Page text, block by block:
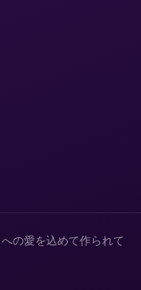
の愛を込めて作られて